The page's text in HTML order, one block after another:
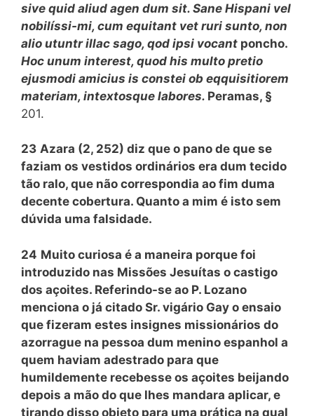
sive quid aliud agen dum sit. Sane Hispani vel
nobilíssi-mi, cum equitant vet ruri sunto, non
alio utuntr illac sago, qod ipsi vocant poncho.
Hoc unum interest, quod his multo pretio
ejusmodi amicius is constei ob eqquisitiorem
materiam, intextosque labores. Peramas, §
201.
23 Azara (2, 252) diz que o pano de que se
faziam os vestidos ordinários era dum tecido
tão ralo, que não correspondia ao fim duma
decente cobertura. Quanto a mim é isto sem
dúvida uma falsidade.
24 Muito curiosa é a maneira porque foi
introduzido nas Missões Jesuítas o castigo
dos açoites. Referindo-se ao P. Lozano
menciona o já citado Sr. vigário Gay o ensaio
que fizeram estes insignes missionários do
azorrague na pessoa dum menino espanhol a
quem haviam adestrado para que
humildemente recebesse os açoites beijando
depois a mão do que lhes mandara aplicar, e
tirando disso objeto para uma prática na qual